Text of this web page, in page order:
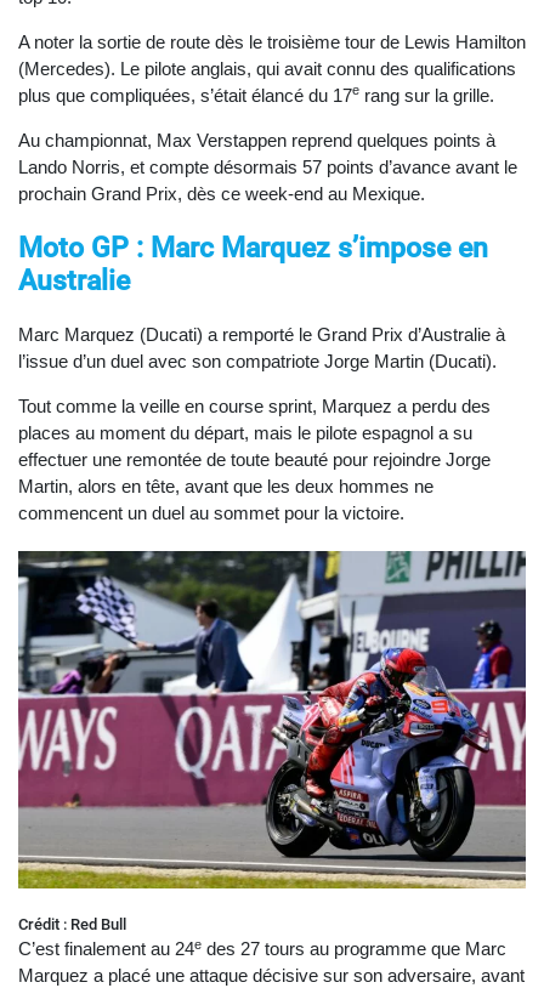
A noter la sortie de route dès le troisième tour de Lewis Hamilton
(Mercedes). Le pilote anglais, qui avait connu des qualifications
plus que compliquées, s’était élancé du 17e rang sur la grille.
Au championnat, Max Verstappen reprend quelques points à
Lando Norris, et compte désormais 57 points d’avance avant le
prochain Grand Prix, dès ce week-end au Mexique.
Moto GP : Marc Marquez s’impose en
Australie
Marc Marquez (Ducati) a remporté le Grand Prix d’Australie à
l’issue d’un duel avec son compatriote Jorge Martin (Ducati).
Tout comme la veille en course sprint, Marquez a perdu des
places au moment du départ, mais le pilote espagnol a su
effectuer une remontée de toute beauté pour rejoindre Jorge
Martin, alors en tête, avant que les deux hommes ne
commencent un duel au sommet pour la victoire.
Crédit : Red Bull
C’est finalement au 24e des 27 tours au programme que Marc
Marquez a placé une attaque décisive sur son adversaire, avant